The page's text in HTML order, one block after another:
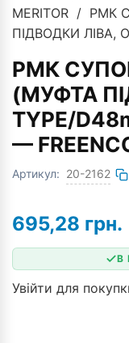
MERITOR / РМК
ПІДВОДКИ ЛІВА,
РМК
(МУФТА
TYPE/
—
Артикул: 20-2162
695,28 грн.
В
Увійти для